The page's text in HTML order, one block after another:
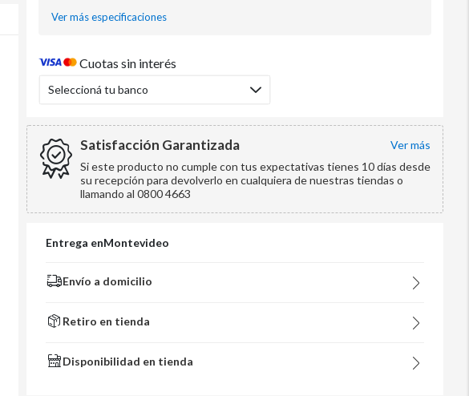
Ver más especificaciones
Cuotas sin interés
Seleccioná tu banco
Satisfacción Garantizada
ver más
Si este producto no cumple con tus expectativas tienes 10 días desde
su recepción para devolverlo en cualquiera de nuestras tiendas o
llamando al 0800 4663
Entrega enMontevideo
Envío a domicilio
Retiro en tienda
Disponibilidad en tienda